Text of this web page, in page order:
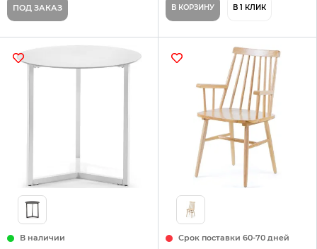
ПОД ЗАКАЗ В КОРЗИНУ В 1 КЛИК
В наличии Срок поставки 60-70 дней